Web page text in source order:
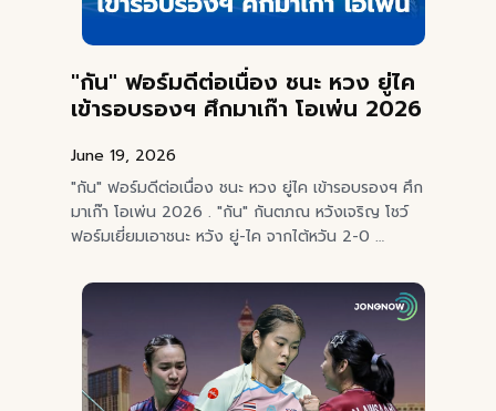
"กัน" ฟอร์มดีต่อเนื่อง ชนะ หวง ยู่ไค
เข้ารอบรองฯ ศึกมาเก๊า โอเพ่น 2026
June 19, 2026
"กัน" ฟอร์มดีต่อเนื่อง ชนะ หวง ยู่ไค เข้ารอบรองฯ ศึก
มาเก๊า โอเพ่น 2026 . "กัน" กันตภณ หวังเจริญ โชว์
ฟอร์มเยี่ยมเอาชนะ หวัง ยู่-ไค จากไต้หวัน 2-0 …